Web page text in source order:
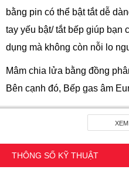
bằng pin có thể bật tắt dễ
tay yếu bật/ tắt bếp giúp bạn
dụng mà không còn nỗi lo
Mâm chia lửa bằng đồng
Bên cạnh đó, Bếp gas âm
hầm tiết kiệm gas và cảm
tiết kiệm gas với lượng gas
Đặc biệt, bộ phận cảm biến
THÔNG SỐ KỸ THUẬT